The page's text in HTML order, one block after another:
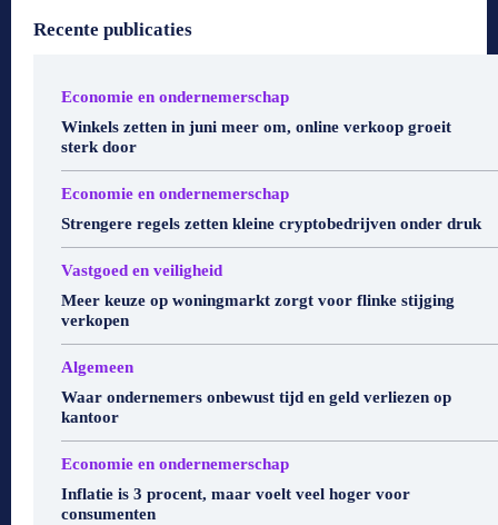
Recente publicaties
Economie en ondernemerschap
Winkels zetten in juni meer om, online verkoop groeit
sterk door
Economie en ondernemerschap
Strengere regels zetten kleine cryptobedrijven onder druk
Vastgoed en veiligheid
Meer keuze op woningmarkt zorgt voor flinke stijging
verkopen
Algemeen
Waar ondernemers onbewust tijd en geld verliezen op
kantoor
Economie en ondernemerschap
Inflatie is 3 procent, maar voelt veel hoger voor
consumenten